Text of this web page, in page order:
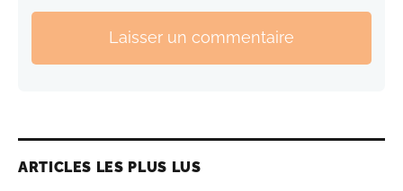
Laisser un commentaire
ARTICLES LES PLUS LUS